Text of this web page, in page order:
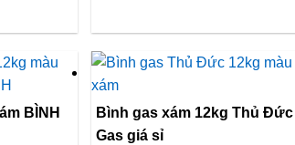
BÌNH
Bình gas xám 12kg Thủ Đức
Gas giá sỉ